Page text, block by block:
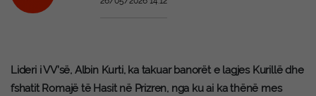
Lideri i VV’së, Albin Kurti, ka takuar banorët e lagjes Kurillë dhe
fshatit Romajë të Hasit në Prizren, nga ku ai ka thënë mes